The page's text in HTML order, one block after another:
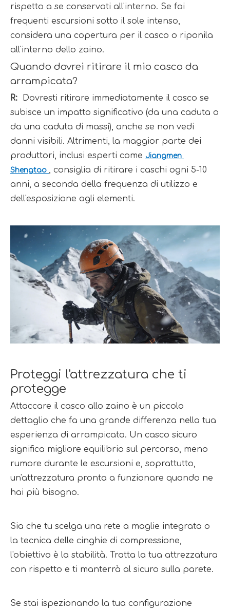
rispetto a se conservati all'interno. Se fai
frequenti escursioni sotto il sole intenso,
considera una copertura per il casco o riponila
all'interno dello zaino.
Quando dovrei ritirare il mio casco da
arrampicata?
R:
Dovresti ritirare immediatamente il casco se
subisce un impatto significativo (da una caduta o
da una caduta di massi), anche se non vedi
danni visibili. Altrimenti, la maggior parte dei
produttori, inclusi esperti come Jiangmen
Shengtao , consiglia di ritirare i caschi ogni 5-10
anni, a seconda della frequenza di utilizzo e
dell'esposizione agli elementi.
Proteggi l'attrezzatura che ti
protegge
Attaccare il casco allo zaino è un piccolo
dettaglio che fa una grande differenza nella tua
esperienza di arrampicata. Un casco sicuro
significa migliore equilibrio sul percorso, meno
rumore durante le escursioni e, soprattutto,
un'attrezzatura pronta a funzionare quando ne
hai più bisogno.
Sia che tu scelga una rete a maglie integrata o
la tecnica delle cinghie di compressione,
l'obiettivo è la stabilità. Tratta la tua attrezzatura
con rispetto e ti manterrà al sicuro sulla parete.
Se stai ispezionando la tua configurazione